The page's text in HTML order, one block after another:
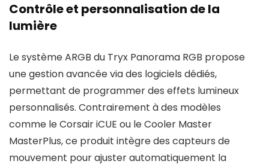
Contrôle et personnalisation de la
lumière
Le système ARGB du Tryx Panorama RGB propose
une gestion avancée via des logiciels dédiés,
permettant de programmer des effets lumineux
personnalisés. Contrairement à des modèles
comme le Corsair iCUE ou le Cooler Master
MasterPlus, ce produit intègre des capteurs de
mouvement pour ajuster automatiquement la